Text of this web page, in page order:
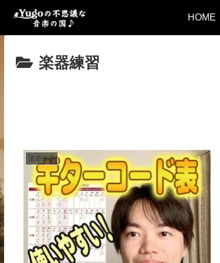
HOME
楽器練習
楽器練習